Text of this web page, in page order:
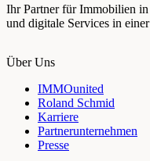
Ihr Partner für Immobilien
und digitale Services in
Über Uns
IMMOunited
Roland Schmid
Karriere
Partnerunternehmen
Presse